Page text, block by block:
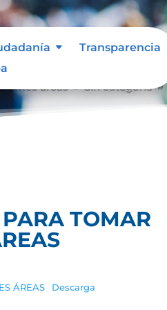
Transparencia
áreas 9
TOMAR
ÁREAS Descarga